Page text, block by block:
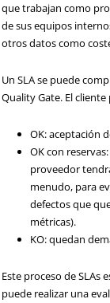
que trabajan como
de sus equipos
otros datos como
Un SLA se puede
Quality Gate. El
OK: aceptación
OK con
proveedor
menudo, para
defectos que
métricas).
KO: quedan
Este proceso de
puede realizar una